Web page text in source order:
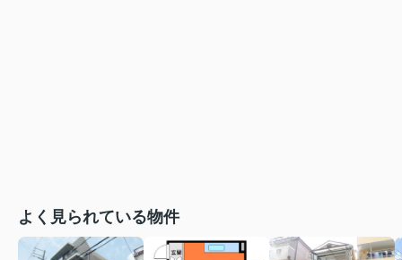
よく見られている物件